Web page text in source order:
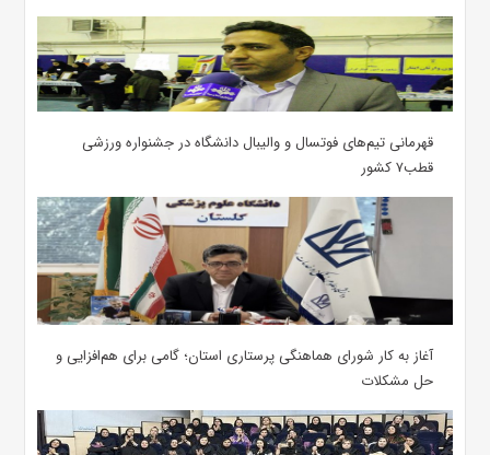
قهرمانی تیم‌های فوتسال و والیبال دانشگاه در جشنواره ورزشی
قطب۷ کشور
آغاز به کار شورای هماهنگی پرستاری استان؛ گامی برای هم‌افزایی و
حل مشکلات